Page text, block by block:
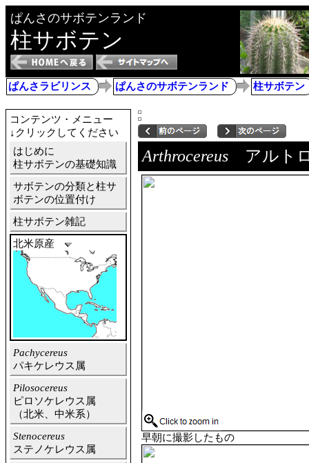
ぱんさのサボテンランド
柱サボテン
ぱんさラビリンス ぱんさのサボテンランド 柱サボテン
コンテンツ・メニュー
↓クリックしてください
はじめに
柱サボテンの基礎知識
サボテンの分類と柱サ
ボテンの位置付け
柱サボテン雑記
北米原産
Pachycereus
パキケレウス属
Pilosocereus
ピロソケレウス属
（北米、中米系）
Stenocereus
ステノケレウス属
Arthrocereus アルト
早朝に撮影したもの